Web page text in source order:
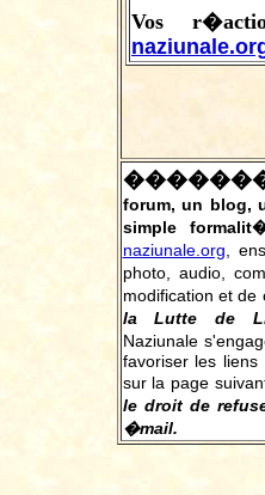
Vos
forum, un blog,
simple
naziunale.org ,
photo, audio,
modification et
la Lutte de
Naziunale
favoriser les
sur la page
le droit de
�mail.